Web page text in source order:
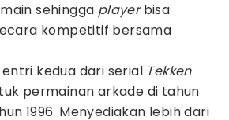
sehingga playerbisa
kompetitif bersama
kedua dari serial Tekken
permainan arkade di tahun
1996. Menyediakan lebih dari